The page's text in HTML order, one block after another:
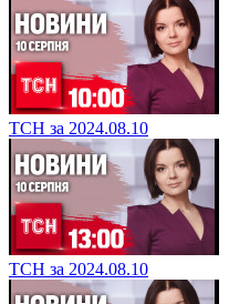
ТСН за 2024.08.10
ТСН за 2024.08.10